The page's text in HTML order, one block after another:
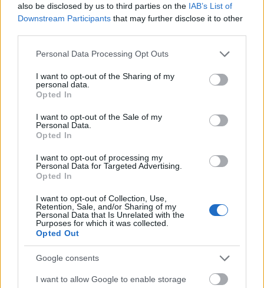
also be disclosed by us to third parties on the IAB’s List of
Downstream Participants that may further disclose it to other
Please note that this website/app uses one or more Google
not limited to your visit or usage behaviour. You may click to
grant or deny consent to Google and its third-party tags to
use your data for below specified purposes in below Google
consent section.
Personal Data Processing Opt Outs
I want to opt-out of the Sharing of my
personal data.
Opted In
I want to opt-out of the Sale of my
Personal Data.
Opted In
I want to opt-out of processing my
Personal Data for Targeted Advertising.
Opted In
I want to opt-out of Collection, Use,
Retention, Sale, and/or Sharing of my
Personal Data that Is Unrelated with the
Purposes for which it was collected.
Opted Out
Google consents
I want to allow Google to enable storage
ΚΟΙΝΩΝΙΑ 15/03/2026 - 10:00
Μετρό-Γραμμή 2: Ποιοι
νωρίτερα από την
Κυριακή (15/3)
Σκηνές παράνοιας στο
Μετρό της Αθήνας: Δύο
νεαροί κρεμάστηκαν από
συρμό εν κινήσει για
τέσσερις στάσεις (vid)